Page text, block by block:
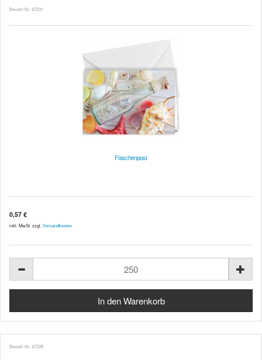
Bestell-Nr. 47231
Flaschenpost
0,57 €
inkl. MwSt. zzgl. Versandkosten
Bestell-Nr. 47228